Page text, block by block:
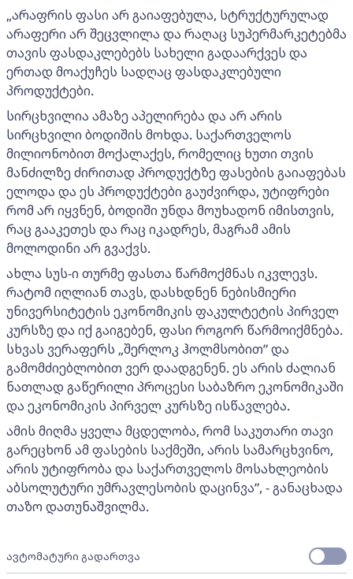
„არაფრის ფასი არ გაიაფებულა, სტრუქტურულად
არაფერი არ შეცვლილა და რაღაც სუპერმარკეტებმა
თავის ფასდაკლებებს სახელი გადაარქვეს და
ერთად მოაქუჩეს სადღაც ფასდაკლებული
პროდუქტები.
სირცხვილია ამაზე აპელირება და არ არის
სირცხვილი ბოდიშის მოხდა. საქართველოს
მილიონობით მოქალაქეს, რომელიც ხუთი თვის
მანძილზე ძირითად პროდუქტზე ფასების გაიაფებას
ელოდა და ეს პროდუქტები გაუძვირდა, უტიფრები
რომ არ იყვნენ, ბოდიში უნდა მოუხადონ იმისთვის,
რაც გააკეთეს და რაც იკადრეს, მაგრამ ამის
მოლოდინი არ გვაქვს.
ახლა სუს-ი თურმე ფასთა წარმოქმნას იკვლევს.
რატომ იღლიან თავს, დასხდნენ ნებისმიერი
უნივერსიტეტის ეკონომიკის ფაკულტეტის პირველ
კურსზე და იქ გაიგებენ, ფასი როგორ წარმოიქმნება.
სხვას ვერაფერს „შერლოკ ჰოლმსობით” და
გამომძიებლობით ვერ დაადგენენ. ეს არის ძალიან
ნათლად გაწერილი პროცესი საბაზრო ეკონომიკაში
და ეკონომიკის პირველ კურსზე ისწავლება.
ამის მიღმა ყველა მცდელობა, რომ საკუთარი თავი
გარეცხონ ამ ფასების საქმეში, არის სამარცხვინო,
არის უტიფრობა და საქართველოს მოსახლეობის
აბსოლუტური უმრავლესობის დაცინვა”, - განაცხადა
თაზო დათუნაშვილმა.
ავტომატური გადართვა